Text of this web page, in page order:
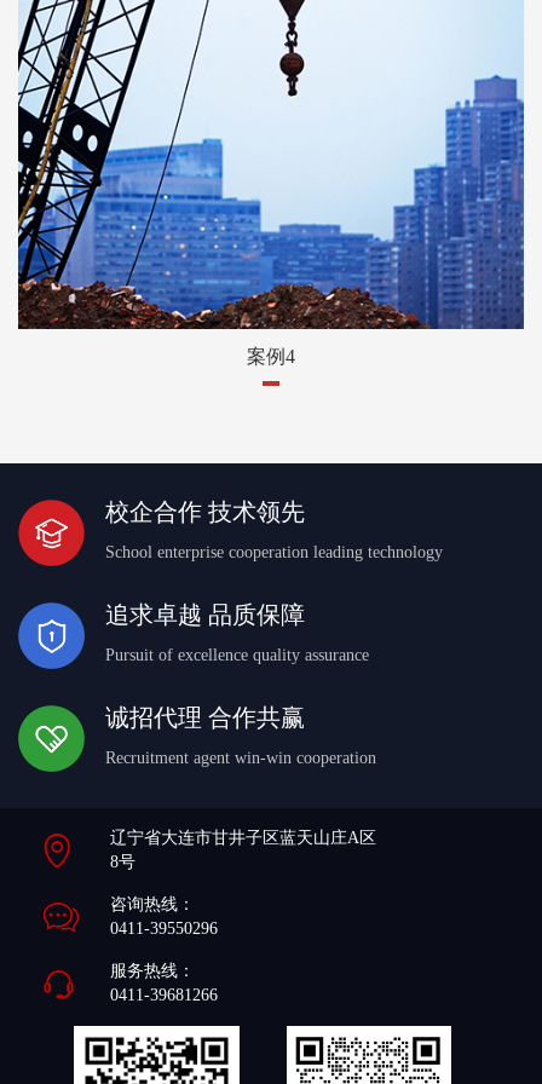
案例4
校企合作 技术领先
School enterprise cooperation leading technology
追求卓越 品质保障
Pursuit of excellence quality assurance
诚招代理 合作共赢
Recruitment agent win-win cooperation
辽宁省大连市甘井子区蓝天山庄A区
8号
咨询热线：
0411-39550296
服务热线：
0411-39681266